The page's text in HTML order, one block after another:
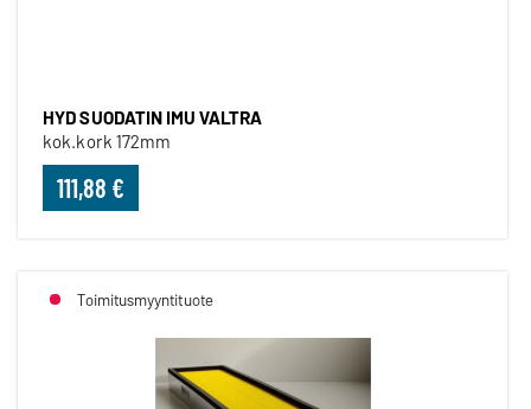
HYD SUODATIN IMU VALTRA
kok.kork 172mm
111,88 €
Toimitusmyyntituote